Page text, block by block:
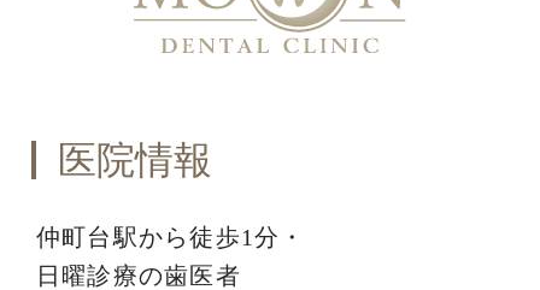
医院情報
仲町台駅から徒歩1分・
日曜診療の歯医者